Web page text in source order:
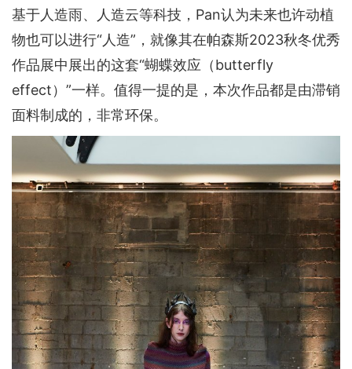
基于人造雨、人造云等科技，Pan认为未来也许动植
物也可以进行“人造”，就像其在帕森斯2023秋冬优秀
作品展中展出的这套“蝴蝶效应（butterfly
effect）”一样。值得一提的是，本次作品都是由滞销
面料制成的，非常环保。